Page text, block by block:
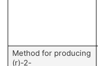
Method for producing
(r)-2-